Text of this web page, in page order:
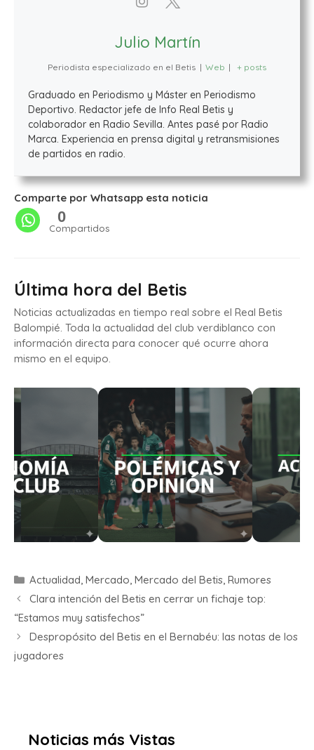
Julio Martín
Periodista especializado en el Betis | Web | + posts
Graduado en Periodismo y Máster en Periodismo
Deportivo. Redactor jefe de Info Real Betis y
colaborador en Radio Sevilla. Antes pasé por Radio
Marca. Experiencia en prensa digital y retransmisiones
de partidos en radio.
Comparte por Whatsapp esta noticia
0
Compartidos
Última hora del Betis
Noticias actualizadas en tiempo real sobre el Real Betis
Balompié. Toda la actualidad del club verdiblanco con
información directa para conocer qué ocurre ahora
mismo en el equipo.
Actualidad Mercado Mercado del Betis Rumores
Clara intención del Betis en cerrar un fichaje top:
“Estamos muy satisfechos”
Despropósito del Betis en el Bernabéu: las notas de los
jugadores
Noticias más Vistas